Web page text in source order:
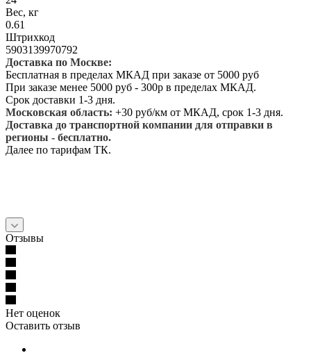
Вес, кг
0.61
Штрихкод
5903139970792
Доставка по Москве:
Бесплатная в пределах МКАД при заказе от 5000 руб
При заказе менее 5000 руб - 300р в пределах МКАД.
Срок доставки 1-3 дня.
Московская область: +30 руб/км от МКАД, срок 1-3 дня.
Доставка до транспортной компании для отправки в
регионы - бесплатно.
Далее по тарифам ТК.
Отзывы
Нет оценок
Оставить отзыв